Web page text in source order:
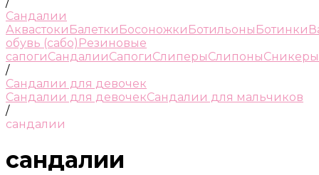
Сандалии
Аквастоки Балетки Босоножки Ботильоны Ботинки
обувь (сабо) Резиновые
сапогиСандалииСапогиСлиперыСлипоныСникеры
/
Сандалии для девочек
Сандалии для девочекСандалии для мальчиков
/
сандалии
сандалии